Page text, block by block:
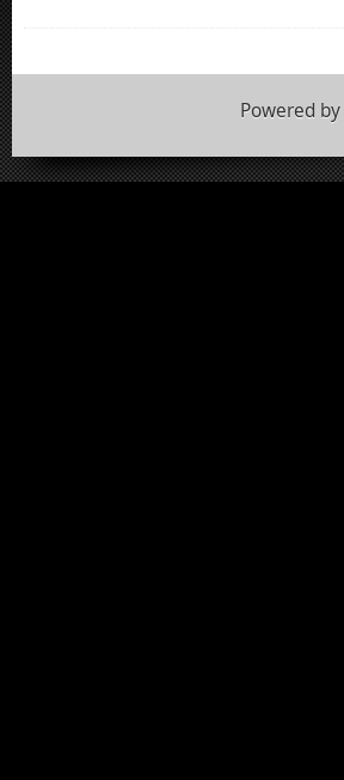
Powered by